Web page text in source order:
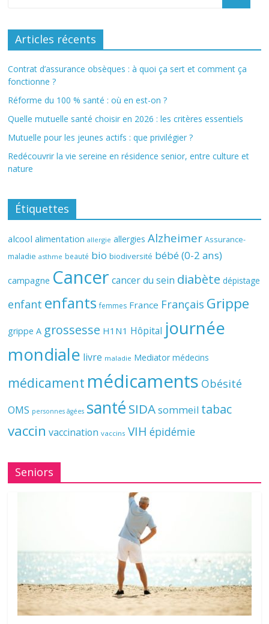
Articles récents
Contrat d’assurance obsèques : à quoi ça sert et comment ça
fonctionne ?
Réforme du 100 % santé : où en est-on ?
Quelle mutuelle santé choisir en 2026 : les critères essentiels
Mutuelle pour les jeunes actifs : que privilégier ?
Redécouvrir la vie sereine en résidence senior, entre culture et
nature
Étiquettes
alcool alimentation allergie allergies Alzheimer Assurance-
maladie asthme beauté bio biodiversité bébé (0-2 ans)
campagne Cancer cancer du sein diabète dépistage
enfant enfants femmes France Français Grippe
grippe A grossesse H1N1 Hôpital journée
mondiale livre maladie Mediator médecins
médicament médicaments Obésité
OMS personnes âgées santé SIDAsommeil tabac
vaccin vaccination vaccins VIH épidémie
Seniors